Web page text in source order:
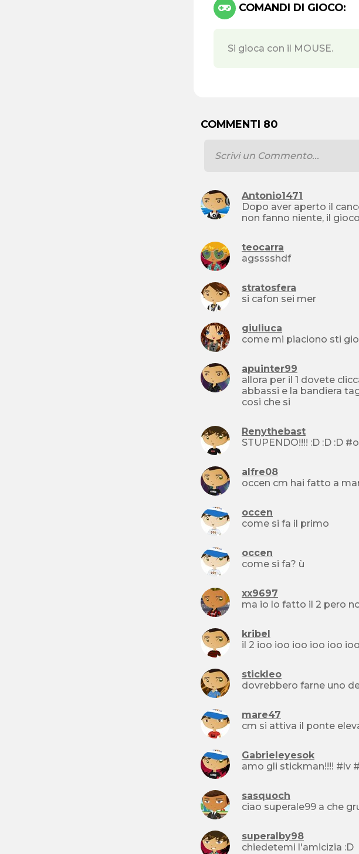
COMANDI DI GIOCO:
Si gioca con il MOUSE.
COMMENTI 80
Antonio1471
Dopo aver aperto il
teocarra
agsssshdf
stratosfera
si cafon sei mer
giuliuca
come mi piaciono sti
apuinter99
allora per il 1 dovete
abbassi e la bandiera
cosi che si
Renythebast
alfre08
occen cm hai fatto a
occen
come si fa il primo
occen
come si fa? ù
xx9697
ma io lo fatto il 2 pero
kribel
stickleo
mare47
cm si attiva il ponte
Gabrieleyesok
sasquoch
ciao superale99 a che
superalby98
chiedetemi l'amicizia :D